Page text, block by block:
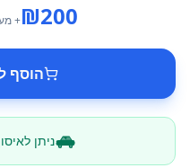
₪200
+
הוסף
ניתן